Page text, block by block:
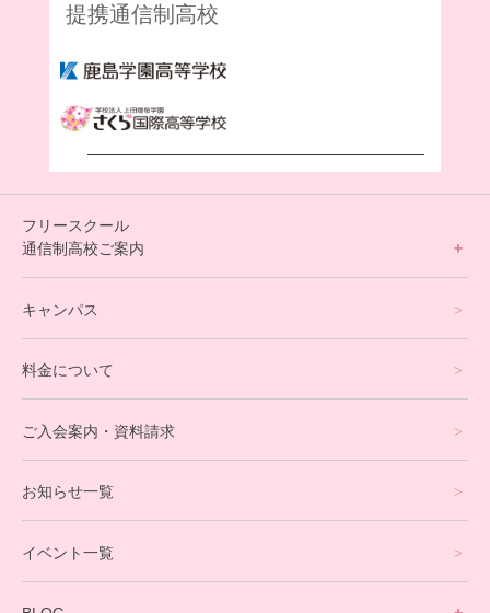
提携通信制高校
フリースクール
通信制高校ご案内
オンラインコース
eスポーツコース
就労支援コース
英会話・海外留学コース
寮生活サポート
キャンパス
料金について
ご入会案内・資料請求
お知らせ一覧
イベント一覧